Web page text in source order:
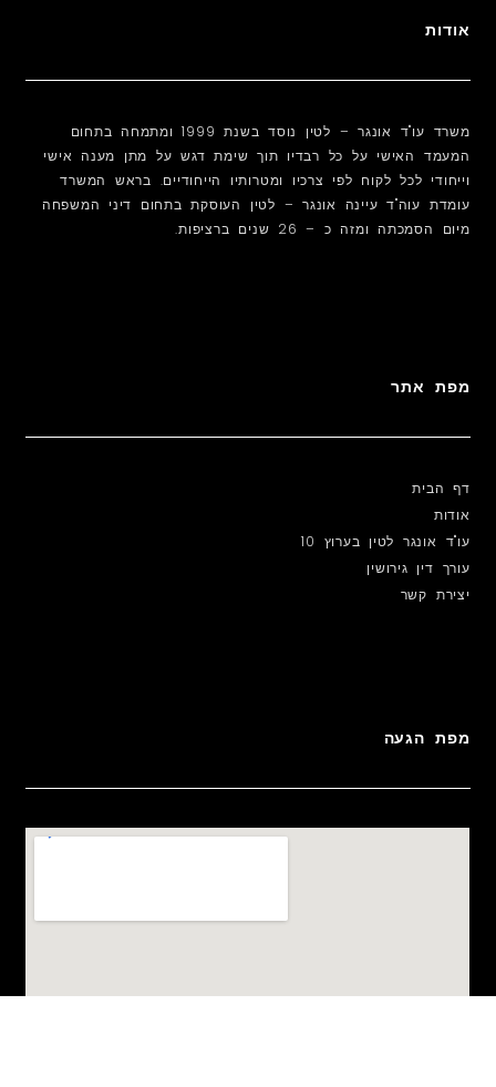
אודות
משרד עו"ד אונגר – לטין נוסד בשנת 1999 ומתמחה בתחום
המעמד האישי על כל רבדיו תוך שימת דגש על מתן מענה אישי
וייחודי לכל לקוח לפי צרכיו ומטרותיו הייחודיים. בראש המשרד
עומדת עוה"ד עיינה אונגר – לטין העוסקת בתחום דיני המשפחה
מיום הסמכתה ומזה כ – 26 שנים ברציפות.
מפת אתר
דף הבית
אודות
עו"ד אונגר לטין בערוץ 10
עורך דין גירושין
יצירת קשר
מפת הגעה